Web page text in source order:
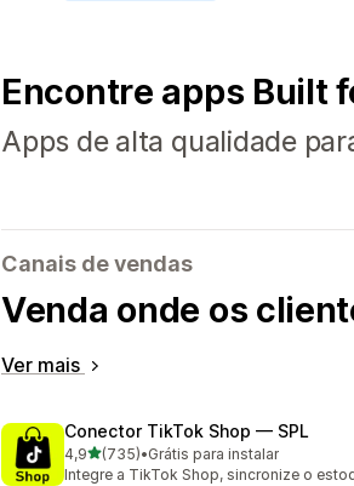
Encontre apps Built
Apps de alta qualidade
Canais de vendas
Venda onde os
Ver mais
Conector TikTok Shop — SPL
4,9de 5 estrelas
(735)
735 avaliações ao todo
•Grátis para instalar
Integre a TikTok Shop, sincronize o